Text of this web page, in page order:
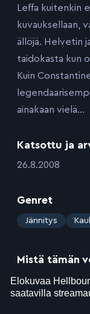
Leffa kuitenkin
kuvauksellaan,
ällöjä. Helvetin
taidokasta kun
Kuin
ainakaan vielä…
Katsottu ja
:26.8.2008
Genret
: Jännitys
Mistä tämän